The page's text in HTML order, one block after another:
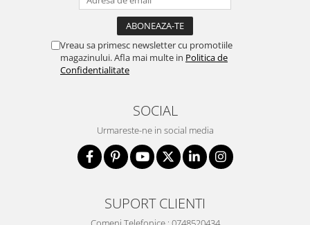
Vreau sa primesc newsletter cu promotiile
magazinului. Afla mai multe in Politica de
Confidentialitate
SOCIAL
Urmareste-ne in social media
SUPORT CLIENTI